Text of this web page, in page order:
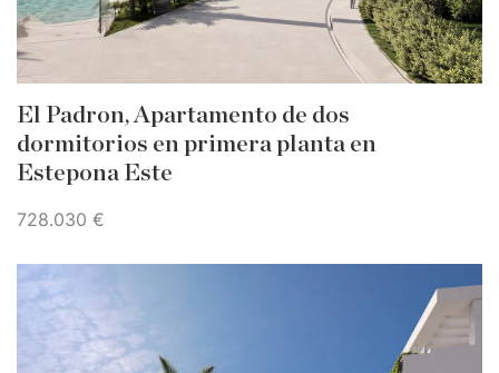
El Padron, Apartamento de dos
dormitorios en primera planta en
Estepona Este
728.030 €